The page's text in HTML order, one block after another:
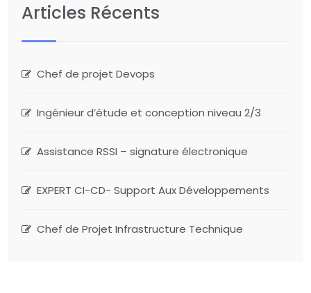
Articles Récents
Chef de projet Devops
Ingénieur d’étude et conception niveau 2/3
Assistance RSSI – signature électronique
EXPERT CI-CD- Support Aux Développements
Chef de Projet Infrastructure Technique